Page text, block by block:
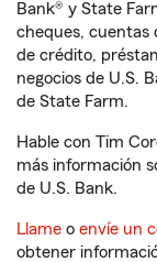
Bank® y State
cheques, cuentas
de crédito,
negocios de U.S.
de State Farm.
Hable con Tim
más información
de U.S. Bank.
Llame o envíe un
obtener